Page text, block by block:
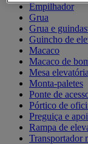
Empilhador
Grua
Grua e
Guincho de
Macaco
Macaco de
Mesa elevatória
Monta-paletes
Ponte de
Pórtico de
Preguiça e
Rampa de
Transportador